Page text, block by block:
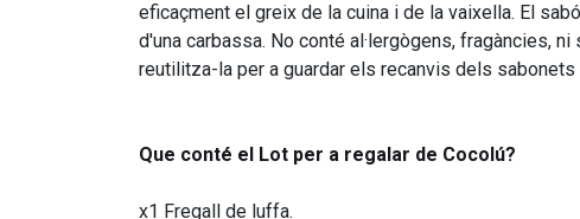
eficaçment el greix de la cuina i de la vaixella. El
d'una carbassa. No conté al·lergògens, fragàncies,
reutilitza-la per a guardar els recanvis dels sabonets
Que conté el Lot per a regalar de Cocolú?
x1 Fregall de luffa.